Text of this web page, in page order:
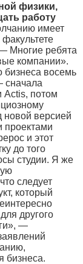
физики,
работу
имеет
Многие ребята
компании».
бизнеса восемь
сначала
Actis, потом
новой версией
и этот
до того
студии. Я же
следует
который
другого
—
бизнеса.